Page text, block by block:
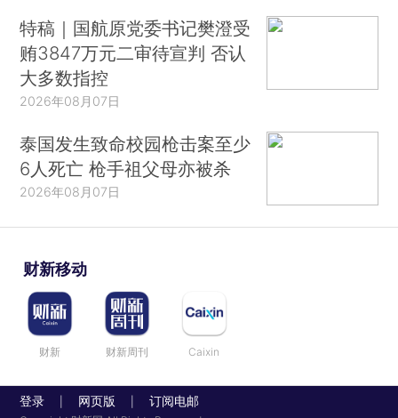
特稿｜国航原党委书记樊澄受
贿3847万元二审待宣判 否认
大多数指控
2026年08月07日
泰国发生致命校园枪击案至少
6人死亡 枪手祖父母亦被杀
2026年08月07日
财新移动
财新 财新周刊 Caixin
登录 网页版 订阅电邮